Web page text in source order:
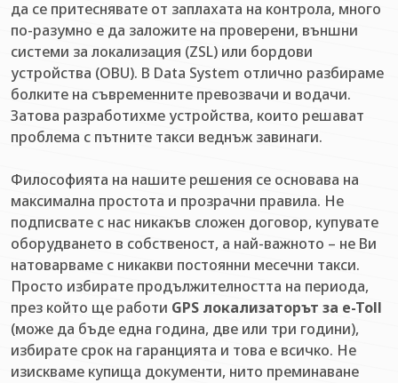
да се притеснявате от заплахата на контрола, много
по-разумно е да заложите на проверени, външни
системи за локализация (ZSL) или бордови
устройства (OBU). В Data System отлично разбираме
болките на съвременните превозвачи и водачи.
Затова разработихме устройства, които решават
проблема с пътните такси веднъж завинаги.
Философията на нашите решения се основава на
максимална простота и прозрачни правила. Не
подписвате с нас никакъв сложен договор, купувате
оборудването в собственост, а най-важното – не Ви
натоварваме с никакви постоянни месечни такси.
Просто избирате продължителността на периода,
през който ще работи GPS локализаторът за e-Toll
(може да бъде една година, две или три години),
избирате срок на гаранцията и това е всичко. Не
изискваме купища документи, нито преминаване